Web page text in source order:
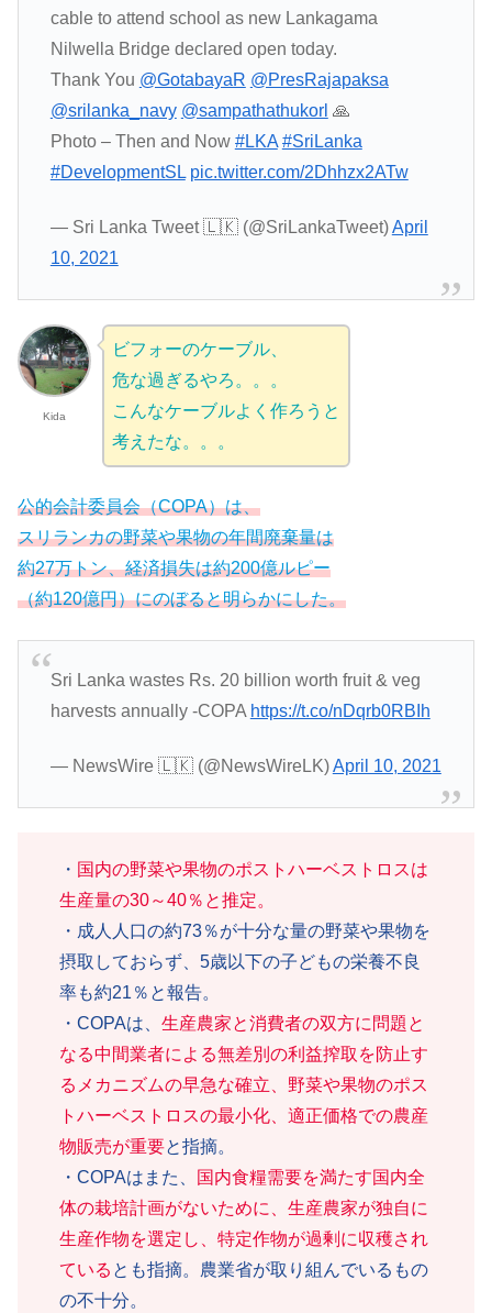
cable to attend school as new Lankagama
Nilwella Bridge declared open today.
Thank You @GotabayaR @PresRajapaksa
@srilanka_navy @sampathathukorl 🙏
Photo – Then and Now #LKA #SriLanka
#DevelopmentSL pic.twitter.com/2Dhhzx2ATw
— Sri Lanka Tweet 🇱🇰 (@SriLankaTweet)April
10, 2021
Kida
ビフォーのケーブル、
危な過ぎるやろ。。。
こんなケーブルよく作ろうと
考えたな。。。
公的会計委員会（COPA）は、
スリランカの野菜や果物の年間廃棄量は
約27万トン、経済損失は約200億ルピー
（約120億円）にのぼると明らかにした。
Sri Lanka wastes Rs. 20 billion worth fruit & veg
harvests annually -COPA https://t.co/nDqrb0RBIh
— NewsWire 🇱🇰 (@NewsWireLK)April 10, 2021
・ 国内の野菜や果物のポストハーベストロスは
生産量の30～40％と推定。
・成人人口の約73％が十分な量の野菜や果物を
摂取しておらず、5歳以下の子どもの栄養不良
率も約21％と報告。
・COPAは、 生産農家と消費者の双方に問題と
なる中間業者による無差別の利益搾取を防止す
るメカニズムの早急な確立、野菜や果物のポス
トハーベストロスの最小化、適正価格での農産
物販売が重要と指摘。
・COPAはまた、
国内食糧需要を満たす国内全
体の栽培計画がないために、生産農家が独自に
生産作物を選定し、特定作物が過剰に収穫され
ている とも指摘。農業省が取り組んでいるもの
の不十分。